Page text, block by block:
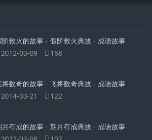
阶救火的故事 - 假阶救火典故 - 成语故事
2012-03-09
168
将数奇的故事 - 飞将数奇典故 - 成语故事
2014-03-21
122
月有成的故事 - 期月有成典故 - 成语故事